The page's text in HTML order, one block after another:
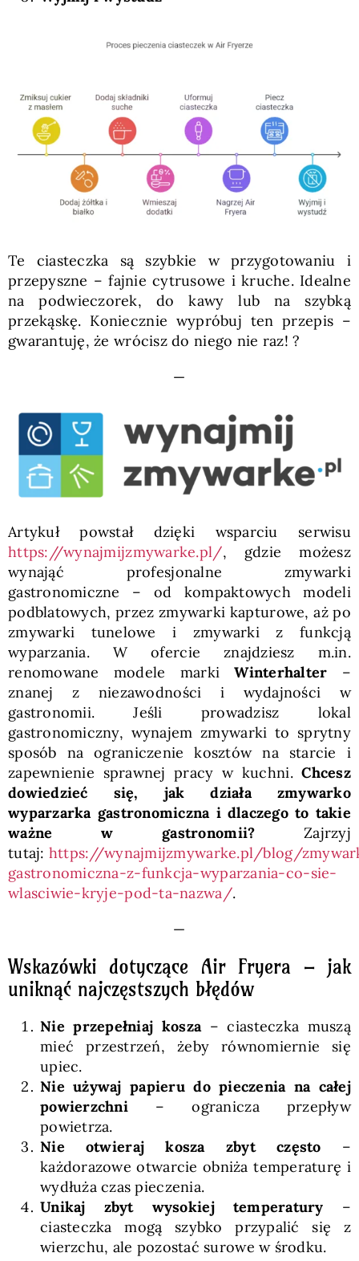
Te ciasteczka są szybkie w przygotowaniu i
przepyszne – fajnie cytrusowe i kruche. Idealne
na podwieczorek, do kawy lub na szybką
przekąskę. Koniecznie wypróbuj ten przepis –
gwarantuję, że wrócisz do niego nie raz! ?
—
Artykuł powstał dzięki wsparciu serwisu
https://wynajmijzmywarke.pl/, gdzie możesz
wynająć profesjonalne zmywarki
gastronomiczne – od kompaktowych modeli
podblatowych, przez zmywarki kapturowe, aż po
zmywarki tunelowe i zmywarki z funkcją
wyparzania. W ofercie znajdziesz m.in.
renomowane modele markiWinterhalter –
znanej z niezawodności i wydajności w
gastronomii. Jeśli prowadzisz lokal
gastronomiczny, wynajem zmywarki to sprytny
sposób na ograniczenie kosztów na starcie i
zapewnienie sprawnej pracy w kuchni.Chcesz
dowiedzieć się, jak działa zmywarko
wyparzarka gastronomiczna i dlaczego to takie
ważne w gastronomii? Zajrzyj
tutaj: https://wynajmijzmywarke.pl/blog/
gastronomiczna-z-funkcja-wyparzania-co-sie-
wlasciwie-kryje-pod-ta-nazwa/.
—
Wskazówki dotyczące Air Fryera – jak
uniknąć najczęstszych błędów
Nie przepełniaj kosza– ciasteczka muszą
mieć przestrzeń, żeby równomiernie się
upiec.
Nie używaj papieru do pieczenia na całej
powierzchni– ogranicza przepływ
powietrza.
Nie otwieraj kosza zbyt często –
każdorazowe otwarcie obniża temperaturę i
wydłuża czas pieczenia.
Unikaj zbyt wysokiej temperatury –
ciasteczka mogą szybko przypalić się z
wierzchu, ale pozostać surowe w środku.